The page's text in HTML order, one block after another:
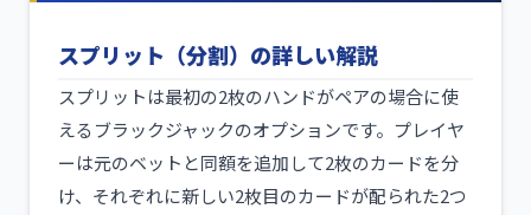
スプリット（分割） の詳しい解説
スプリットは最初の2枚のハンドがペアの場合に使
えるブラックジャックのオプションです。プレイヤ
ーは元のベットと同額を追加して2枚のカードを分
け、それぞれに新しい2枚目のカードが配られた2つ